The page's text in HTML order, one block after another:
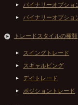
バイナリーオプショ
バイナリーオプショ
トレードスタイルの種類
スイングトレード
スキャルピング
デイトレード
ポジショントレード